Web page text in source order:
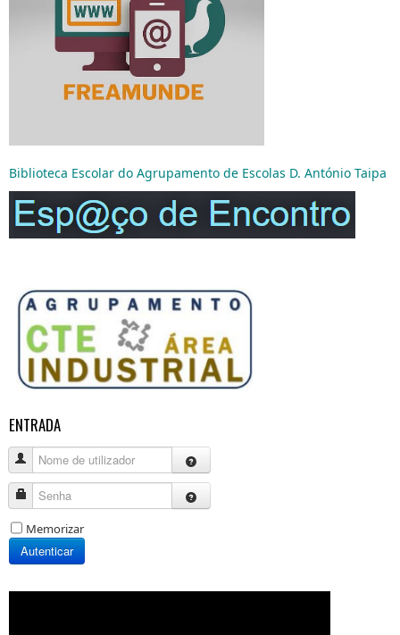
Biblioteca Escolar do Agrupamento de Escolas D. António Taipa
ENTRADA
Nome de utilizador
Senha
Memorizar
Autenticar